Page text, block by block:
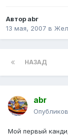
Авторabr
13 мая, 2007 в
НАЗАД
abr
Мой первый